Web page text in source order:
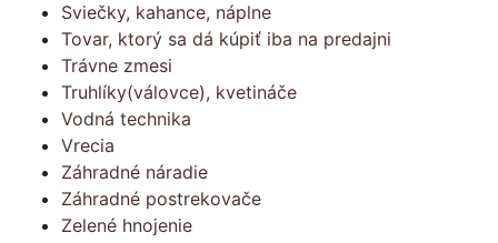
Sviečky, kahance, náplne
Tovar, ktorý sa dá kúpiť iba na predajni
Trávne zmesi
Truhlíky(válovce), kvetináče
Vodná technika
Vrecia
Záhradné náradie
Záhradné postrekovače
Zelené hnojenie